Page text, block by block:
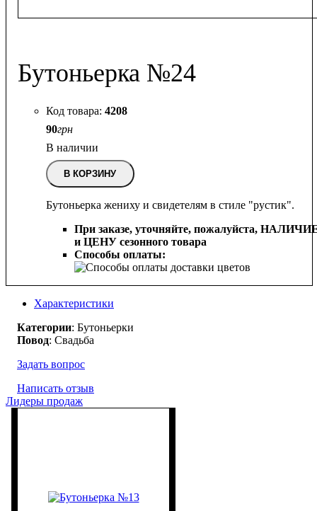
Бутоньерка №24
4208
90грн
В наличии
В КОРЗИНУ
Бутоньерка жениху и свидетелям в стиле "рустик".
При заказе, уточняйте, пожалуйста,
и ЦЕНУ сезонного товара
Способы оплаты:
Характеристики
Категории: Бутоньерки
Повод: Свадьба
Задать вопрос
Написать отзыв
Лидеры продаж